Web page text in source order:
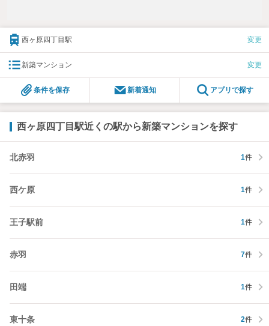
西ヶ原四丁目駅 変更
新築マンション 変更
条件を保存 新着通知 アプリで探す
西ヶ原四丁目駅近くの駅から新築マンションを探す
北赤羽 1件
西ケ原 1件
王子駅前 1件
赤羽 7件
田端 1件
東十条 2件